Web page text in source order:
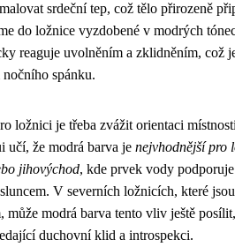
srdeční tep, což tělo přirozeně
do ložnice vyzdobené v modrých
reaguje uvolněním a zklidněním, což
spánku.
ložnici je třeba zvážit orientaci
učí, že modrá barva je nejvhodnější pro
jihovýchod, kde prvek vody
V severních ložnicích, které
může modrá barva tento vliv ještě
duchovní klid a introspekci.